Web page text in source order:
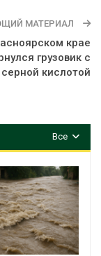
МАТЕРИАЛ
крае
грузовик с
серной кислотой
Все